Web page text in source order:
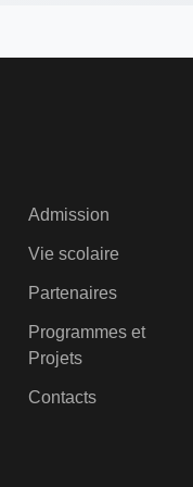
Admission
Vie scolaire
Partenaires
Programmes et
Projets
Contacts